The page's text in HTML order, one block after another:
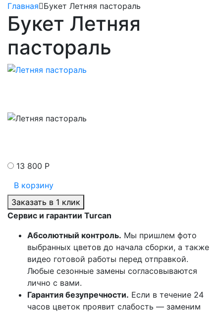
Главная Букет Летняя пастораль
Букет Летняя
пастораль
13 800 Р
В корзину
Заказать в 1 клик
Сервис и гарантии Turcan
Абсолютный контроль. Мы пришлем фото
выбранных цветов до начала сборки, а также
видео готовой работы перед отправкой.
Любые сезонные замены согласовываются
лично с вами.
Гарантия безупречности. Если в течение 24
часов цветок проявит слабость — заменим